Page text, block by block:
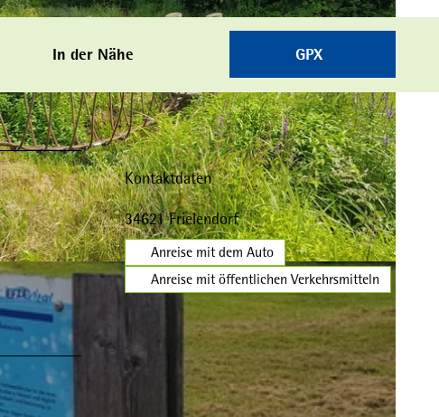
In der Nähe GPX
Kontaktdaten
34621Frielendorf
Anreise mit dem Auto
Anreise mit öffentlichen Verkehrsmitteln